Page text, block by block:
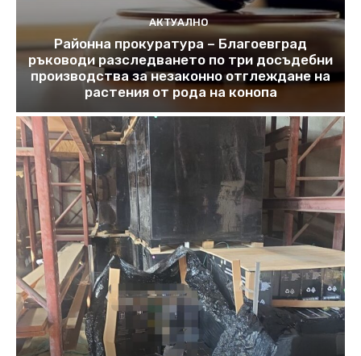
АКТУАЛНО
Районна прокуратура – Благоевград
ръководи разследването по три досъдебни
производства за незаконно отглеждане на
растения от рода на конопа